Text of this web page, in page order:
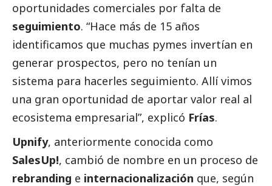
oportunidades comerciales por falta de
seguimiento. “Hace más de 15 años
identificamos que muchas pymes invertían en
generar prospectos, pero no tenían un
sistema para hacerles seguimiento. Allí vimos
una gran oportunidad de aportar valor real al
ecosistema empresarial”, explicó Frías.
Upnify, anteriormente conocida como
SalesUp!, cambió de nombre en un proceso de
rebranding e internacionalización que, según